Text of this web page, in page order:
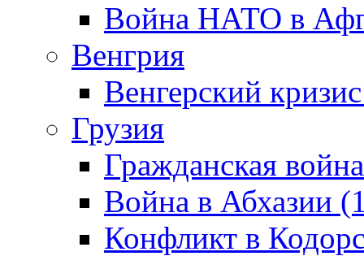
Война НАТО в
Венгрия
Венгерский
Грузия
Гражданская
Война в Абхазии
Конфликт в